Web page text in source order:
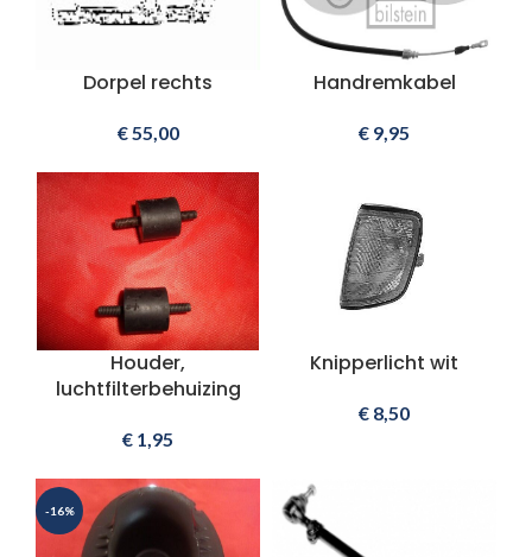
Dorpel rechts
€55,00
Handremkabel
€ 9,95
Houder,
luchtfilterbehuizing
€ 1,95
Knipperlicht wit
€ 8,50
-16%